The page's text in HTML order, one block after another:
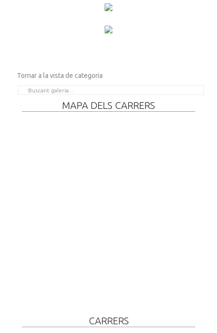
Tornar a la vista de categoria
MAPA DELS CARRERS
CARRERS